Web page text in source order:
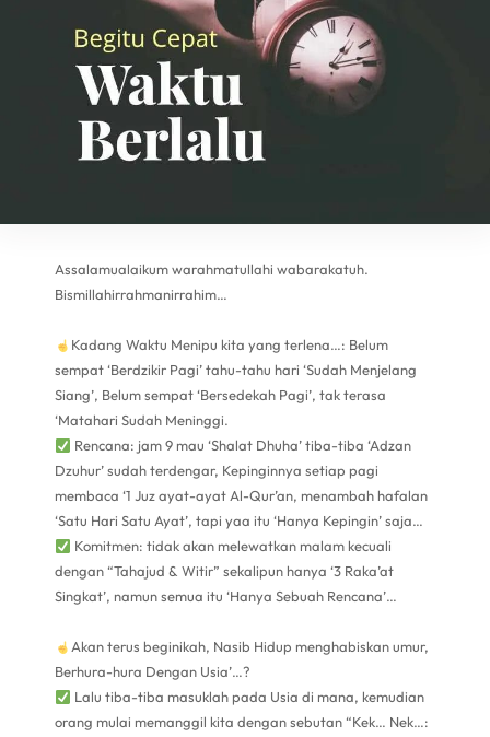
Assalamualaikum warahmatullahi wabarakatuh.
Bismillahirrahmanirrahim…
Kadang Waktu Menipu kita yang terlena…: Belum
sempat ‘Berdzikir Pagi’ tahu-tahu hari ‘Sudah Menjelang
Siang’, Belum sempat ‘Bersedekah Pagi’, tak terasa
‘Matahari Sudah Meninggi.
Rencana: jam 9 mau ‘Shalat Dhuha’ tiba-tiba ‘Adzan
Dzuhur’ sudah terdengar, Kepinginnya setiap pagi
membaca ‘1 Juz ayat-ayat Al-Qur’an, menambah hafalan
‘Satu Hari Satu Ayat’, tapi yaa itu ‘Hanya Kepingin’ saja…
Komitmen: tidak akan melewatkan malam kecuali
dengan “Tahajud & Witir” sekalipun hanya ‘3 Raka’at
Singkat’, namun semua itu ‘Hanya Sebuah Rencana’…
Akan terus beginikah, Nasib Hidup menghabiskan umur,
Berhura-hura Dengan Usia’…?
Lalu tiba-tiba masuklah pada Usia di mana, kemudian
orang mulai memanggil kita dengan sebutan “Kek… Nek…: